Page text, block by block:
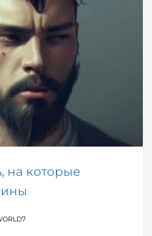
на которые